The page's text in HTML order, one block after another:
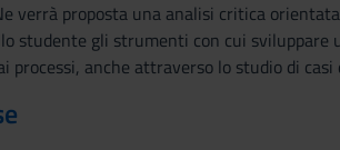
verrà proposta una analisi critica
studente gli strumenti con cui sviluppare
anche attraverso lo studio di